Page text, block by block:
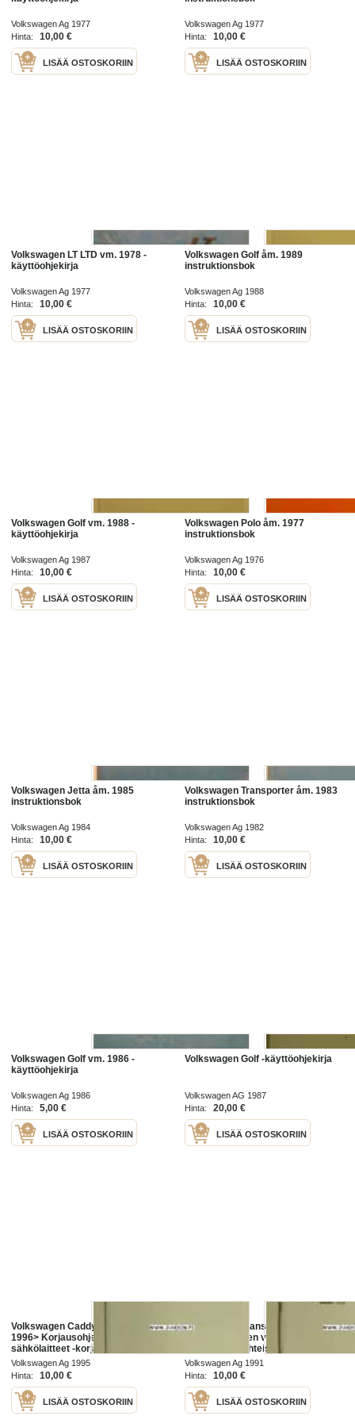
Volkswagen Ag 1977
Hinta:
10,00 €
LISÄÄ OSTOSKORIIN
Volkswagen Ag 1977
Hinta:
10,00 €
LISÄÄ OSTOSKORIIN
Volkswagen LT LTD vm. 1978 -
käyttöohjekirja
Volkswagen Ag 1977
Hinta:
10,00 €
LISÄÄ OSTOSKORIIN
Volkswagen Golf åm. 1989
instruktionsbok
Volkswagen Ag 1988
Hinta:
10,00 €
LISÄÄ OSTOSKORIIN
Volkswagen Golf vm. 1988 -
käyttöohjekirja
Volkswagen Ag 1987
Hinta:
10,00 €
LISÄÄ OSTOSKORIIN
Volkswagen Polo åm. 1977
instruktionsbok
Volkswagen Ag 1976
Hinta:
10,00 €
LISÄÄ OSTOSKORIIN
Volkswagen Jetta åm. 1985
instruktionsbok
Volkswagen Ag 1984
Hinta:
10,00 €
LISÄÄ OSTOSKORIIN
Volkswagen Transporter åm. 1983
instruktionsbok
Volkswagen Ag 1982
Hinta:
10,00 €
LISÄÄ OSTOSKORIIN
Volkswagen Golf vm. 1986 -
käyttöohjekirja
Volkswagen Ag 1986
Hinta:
5,00 €
LISÄÄ OSTOSKORIIN
Volkswagen Golf -käyttöohjekirja
Volkswagen AG 1987
Hinta:
20,00 €
LISÄÄ OSTOSKORIIN
Volkswagen Caddy>, Polo Classic
1996> Korjausohjeiden vihko;
sähkölaitteet -korjaamokirjasarjan
osa
Volkswagen Ag 1995
Hinta:
10,00 €
LISÄÄ OSTOSKORIIN
Volkswagen Transporter 1991
Korjausohjeiden vihko;
Automaattivaihteisto -
korjaamokirjasarjan osa
Volkswagen Ag 1991
Hinta:
10,00 €
LISÄÄ OSTOSKORIIN